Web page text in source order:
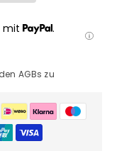
mit
.
AGBs zu